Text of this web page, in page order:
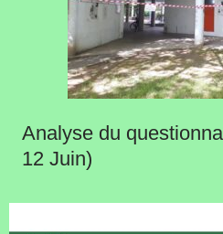
Analyse du
12 Juin)